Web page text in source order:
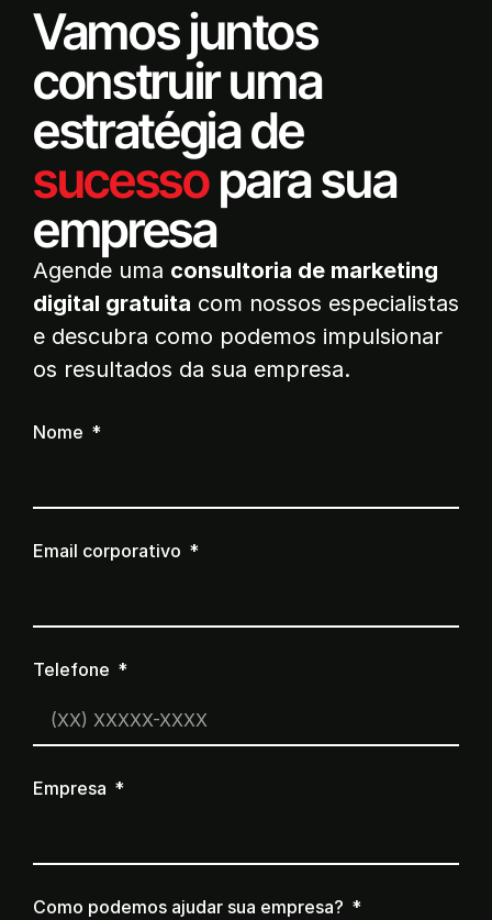
Vamos juntos
construir uma
estratégia de
sucessopara sua
empresa
Agende uma consultoria de marketing
digital gratuita com nossos especialistas
e descubra como podemos impulsionar
os resultados da sua empresa.
Nome
Email corporativo
Telefone
Empresa
Como podemos ajudar sua empresa?